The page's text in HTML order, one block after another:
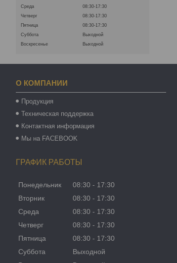
Среда
08:30-17:30
Четверг
08:30-17:30
Пятница
08:30-17:30
Суббота
Выходной
Воскресенье
Выходной
О КОМПАНИИ
Продукция
Техническая поддержка
Контактная информация
Мы на FACEBOOK
ГРАФИК РАБОТЫ
Понедельник 08:30
17:30
Вторник
08:30
17:30
Среда
08:30
17:30
Четверг
08:30
17:30
Пятница
08:30
17:30
Суббота
Выходной